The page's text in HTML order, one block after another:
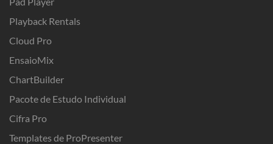
Playback Rentals
Cloud Pro
EnsaioMix
ChartBuilder
Pacote de Estudo Individual
Cifra Pro
Templates de ProPresenter